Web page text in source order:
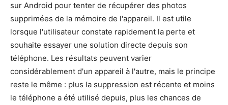
sur Android pour tenter de récupérer des photos
supprimées de la mémoire de l'appareil. Il est utile
lorsque l'utilisateur constate rapidement la perte et
souhaite essayer une solution directe depuis son
téléphone. Les résultats peuvent varier
considérablement d'un appareil à l'autre, mais le principe
reste le même : plus la suppression est récente et moins
le téléphone a été utilisé depuis, plus les chances de